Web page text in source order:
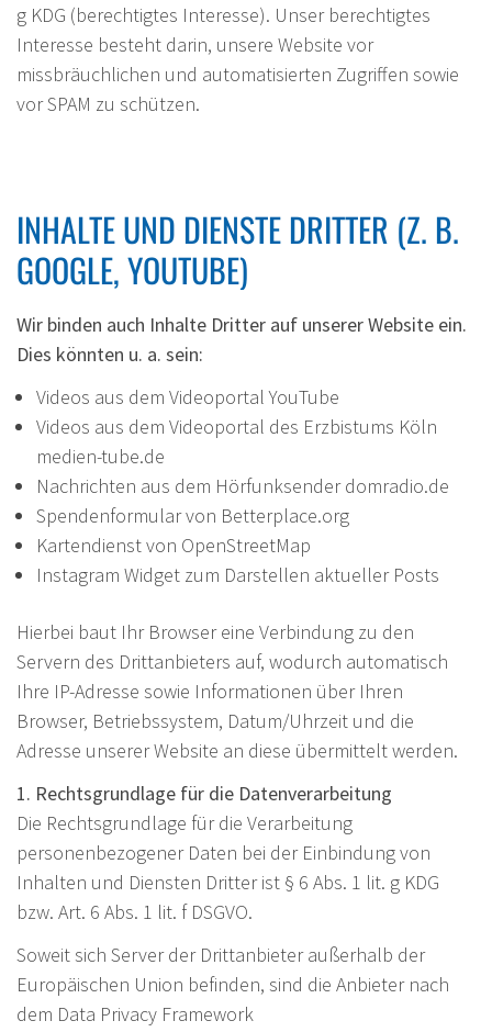
g KDG (berechtigtes Interesse). Unser berechtigtes
Interesse besteht darin, unsere Website vor
missbräuchlichen und automatisierten Zugriffen sowie
vor SPAM zu schützen.
INHALTE UND DIENSTE DRITTER (Z. B.
GOOGLE, YOUTUBE)
Wir binden auch Inhalte Dritter auf unserer Website ein.
Dies könnten u. a. sein:
Videos aus dem Videoportal YouTube
Videos aus dem Videoportal des Erzbistums Köln
medien-tube.de
Nachrichten aus dem Hörfunksender domradio.de
Spendenformular von Betterplace.org
Kartendienst von OpenStreetMap
Instagram Widget zum Darstellen aktueller Posts
Hierbei baut Ihr Browser eine Verbindung zu den
Servern des Drittanbieters auf, wodurch automatisch
Ihre IP-Adresse sowie Informationen über Ihren
Browser, Betriebssystem, Datum/Uhrzeit und die
Adresse unserer Website an diese übermittelt werden.
1. Rechtsgrundlage für die Datenverarbeitung
Die Rechtsgrundlage für die Verarbeitung
personenbezogener Daten bei der Einbindung von
Inhalten und Diensten Dritter ist § 6 Abs. 1 lit. g KDG
bzw. Art. 6 Abs. 1 lit. f DSGVO.
Soweit sich Server der Drittanbieter außerhalb der
Europäischen Union befinden, sind die Anbieter nach
dem Data Privacy Framework